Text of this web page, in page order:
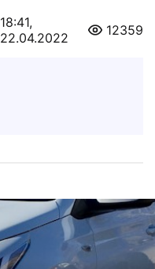
18:41,
22.04.2022
12359